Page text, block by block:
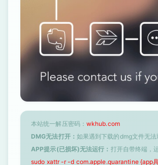
本站统一解压密码： wkhub.com
DMG无法打开： 如果遇到下载的dmg文件无
APP提示(已损坏)无法运行： 打开自带终端，
sudo xattr -r -d com.apple.quarantine {app